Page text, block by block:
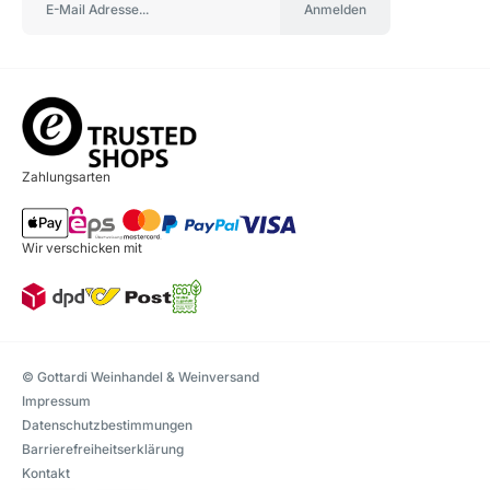
Anmelden
Zahlungsarten
Wir verschicken mit
© Gottardi Weinhandel & Weinversand
Impressum
Datenschutzbestimmungen
Barrierefreiheitserklärung
Kontakt